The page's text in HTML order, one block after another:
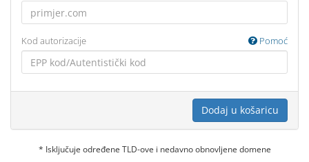
Kod autorizacije Pomoć
Dodaj u košaricu
* Isključuje određene TLD-ove i nedavno obnovljene domene